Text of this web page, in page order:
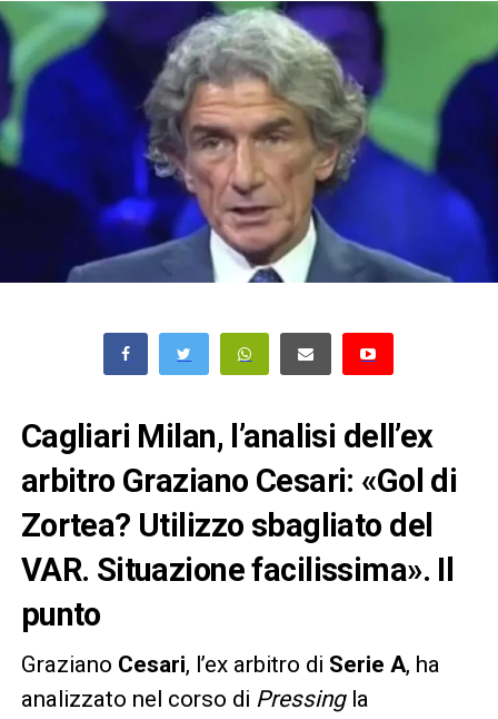
Cagliari Milan, l’analisi dell’ex
arbitro Graziano Cesari: «Gol di
Zortea? Utilizzo sbagliato del
VAR. Situazione facilissima». Il
punto
Graziano Cesari, l’ex arbitro di Serie A, ha
analizzato nel corso di Pressingla